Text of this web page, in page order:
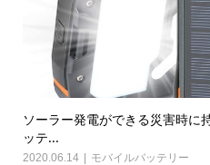
ソーラー発電ができる災害時に
ッテ...
2020.06.14 モバイルバッテリー